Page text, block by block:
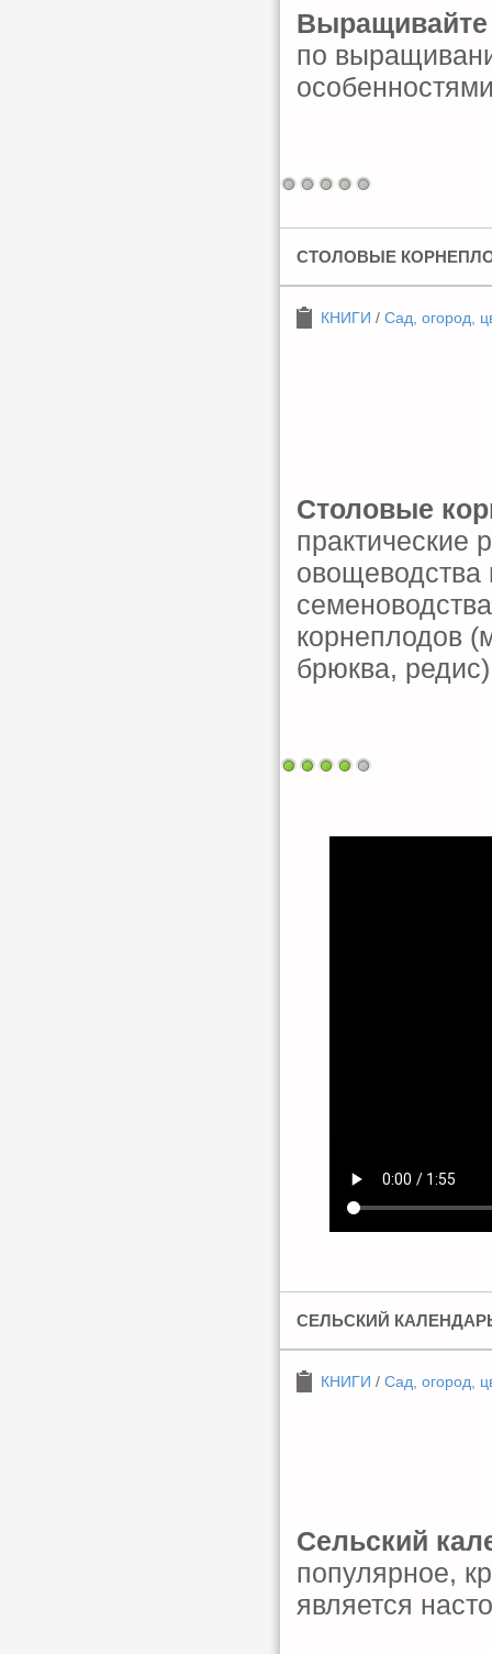
по
СТОЛОВЫЕ
КНИГИ / Сад, огород,
Столовые
практические
овощеводства
корнеплодов
брюква,
СЕЛЬСКИЙ
КНИГИ / Сад, огород,
Сельский
популярное,
является